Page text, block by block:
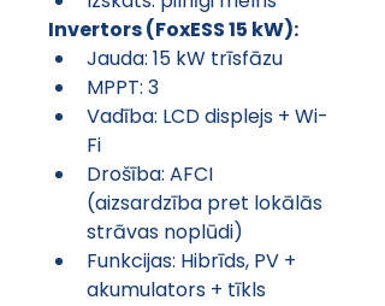
Invertors (FoxESS 15 kW):
Jauda: 15 kW trīsfāzu
MPPT: 3
Vadība: LCD displejs + Wi-
Fi
Drošība: AFCI
(aizsardzība pret lokālās
strāvas noplūdi)
Funkcijas: Hibrīds, PV +
akumulators + tīkls